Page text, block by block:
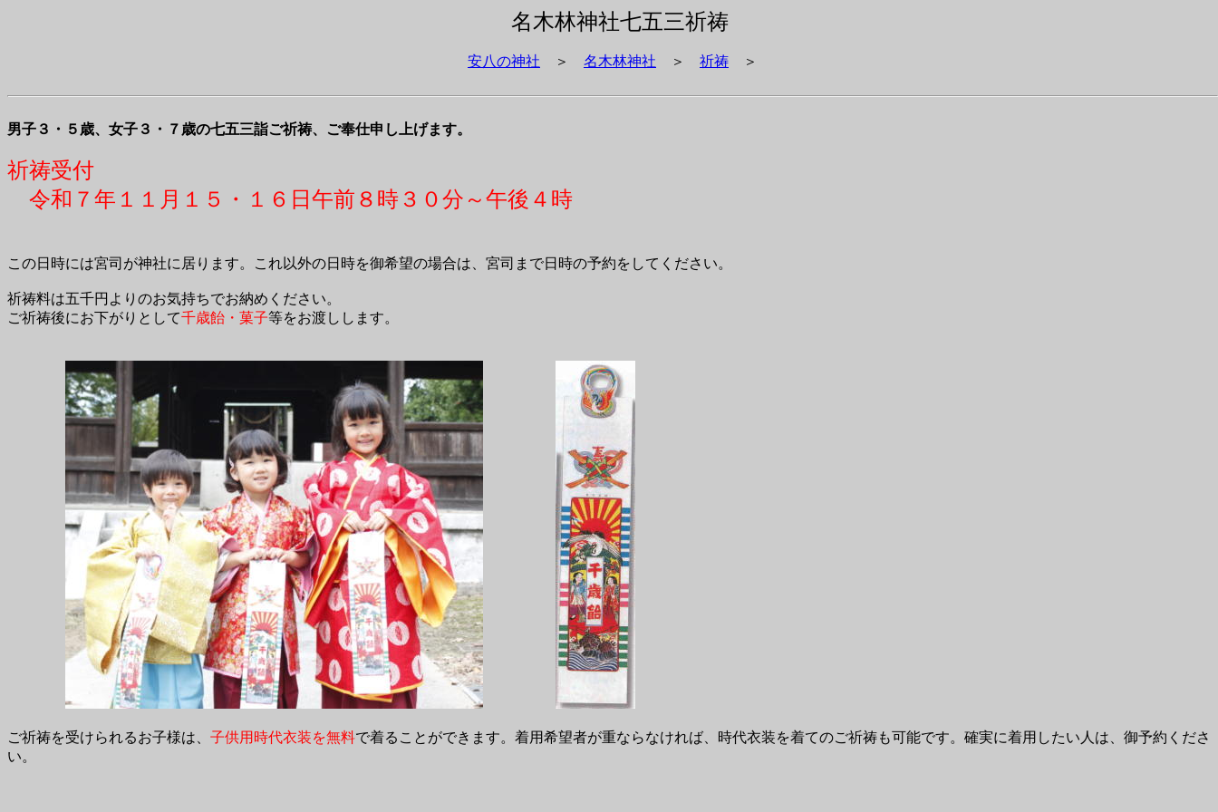
名木林神社七五三祈祷
安八の神社 ＞ 名木林神社 ＞ 祈祷 ＞
男子３・５歳、女子３・７歳の七五三詣ご祈祷、ご奉仕申し上げます。
祈祷受付
令和７年１１月１５・１６日午前８時３０分～午後４時
この日時には宮司が神社に居ります。これ以外の日時を御希望の場合は、宮司まで日時の予約をしてください。
祈祷料は五千円よりのお気持ちでお納めください。
ご祈祷後にお下がりとして千歳飴・菓子等をお渡しします。
ご祈祷を受けられるお子様は、 子供用時代衣装を無料で着ることができます。着用希望者が重ならなければ、時代衣装を着てのご祈祷も可能です。確実に着用したい人は、御予約くださ
い。